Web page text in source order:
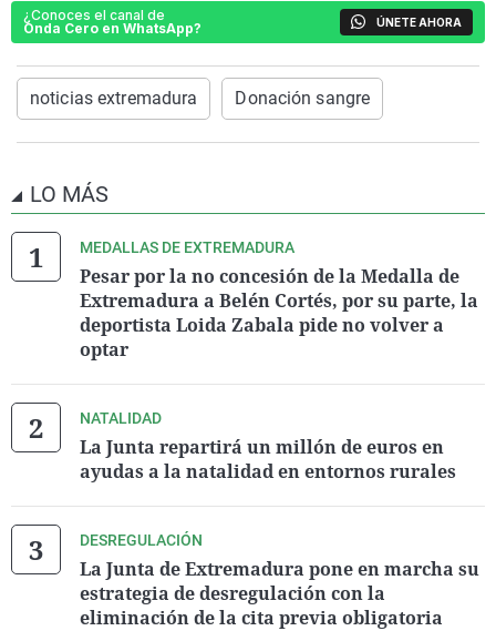
¿Conoces el canal de
Onda Cero en WhatsApp?
ÚNETE AHORA
noticias extremadura Donación sangre
LO MÁS
MEDALLAS DE EXTREMADURA
Pesar por la no concesión de la Medalla de
Extremadura a Belén Cortés, por su parte, la
deportista Loida Zabala pide no volver a
optar
NATALIDAD
La Junta repartirá un millón de euros en
ayudas a la natalidad en entornos rurales
DESREGULACIÓN
La Junta de Extremadura pone en marcha su
estrategia de desregulación con la
eliminación de la cita previa obligatoria